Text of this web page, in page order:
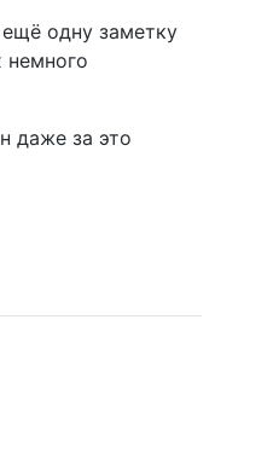
одну заметку
немного
даже за это